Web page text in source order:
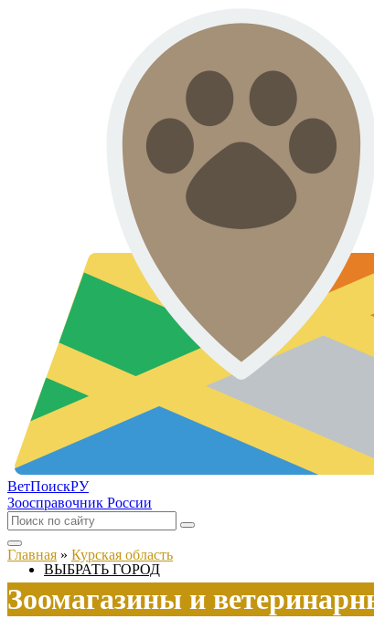
ВетПоискРУ
Зоосправочник России
ВЫБРАТЬ ГОРОД
Главная » Курская область
Зоомагазины и